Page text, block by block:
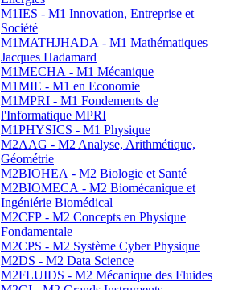
M1IES - M1 Innovation, Entreprise et
Société
M1MATHJHADA - M1 Mathématiques
Jacques Hadamard
M1MECHA - M1 Mécanique
M1MIE - M1 en Economie
M1MPRI - M1 Fondements de
l'Informatique MPRI
M1PHYSICS - M1 Physique
M2AAG - M2 Analyse, Arithmétique,
Géométrie
M2BIOHEA - M2 Biologie et Santé
M2BIOMECA - M2 Biomécanique et
Ingéniérie Biomédical
M2CFP - M2 Concepts en Physique
Fondamentale
M2CPS - M2 Système Cyber Physique
M2DS - M2 Data Science
M2FLUIDS - M2 Mécanique des Fluides